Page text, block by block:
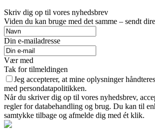
Skriv dig op til vores nyhedsbrev
Viden du kan bruge med det samme – sendt
Din e-mailadresse
Vær med
Tak for tilmeldingen
Jeg accepterer, at mine oplysninger
med persondatapolitikken.
Når du skriver dig op til vores nyhedsbrev,
regler for databehandling og brug. Du kan til
samtykke tilbage og afmelde dig med ét klik.